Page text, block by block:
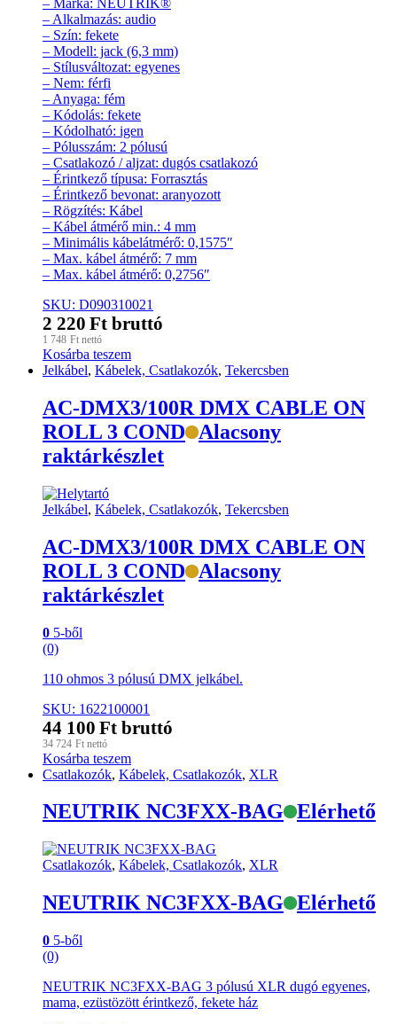
– Márka: NEUTRIK®
– Alkalmazás: audio
– Szín: fekete
– Modell: jack (6,3 mm)
– Stílusváltozat: egyenes
– Nem: férfi
– Anyaga: fém
– Kódolás: fekete
– Kódolható: igen
– Pólusszám: 2 pólusú
– Csatlakozó / aljzat: dugós csatlakozó
– Érintkező típusa: Forrasztás
– Érintkező bevonat: aranyozott
– Rögzítés: Kábel
– Kábel átmérő min.: 4 mm
– Minimális kábelátmérő: 0,1575″
– Max. kábel átmérő: 7 mm
– Max. kábel átmérő: 0,2756″
SKU: D090310021
2 220 Ft bruttó
1 748 Ft nettó
Kosárba teszem
Jelkábel, Kábelek, Csatlakozók, Tekercsben
AC-DMX3/100R DMX CABLE ON
ROLL 3 COND
Alacsony
raktárkészlet
Jelkábel, Kábelek, Csatlakozók, Tekercsben
AC-DMX3/100R DMX CABLE ON
ROLL 3 COND
Alacsony
raktárkészlet
0 5-ből
(0)
110 ohmos 3 pólusú DMX jelkábel.
SKU: 1622100001
44 100 Ft bruttó
34 724 Ft nettó
Kosárba teszem
Csatlakozók, Kábelek, Csatlakozók, XLR
NEUTRIK NC3FXX-BAG Elérhető
Csatlakozók, Kábelek, Csatlakozók, XLR
NEUTRIK NC3FXX-BAG Elérhető
0 5-ből
(0)
NEUTRIK NC3FXX-BAG 3 pólusú XLR dugó egyenes,
mama, ezüstözött érintkező, fekete ház